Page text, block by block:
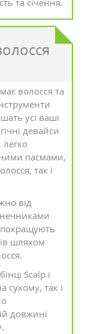
та січення.
волосся та
усі ваші
девайси
легко
пасмами,
так і
від
шляхом
Scalp і
сухому, так і
довжині